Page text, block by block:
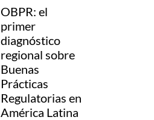
OBPR: el
primer
diagnóstico
regional sobre
Buenas
Prácticas
Regulatorias en
América Latina